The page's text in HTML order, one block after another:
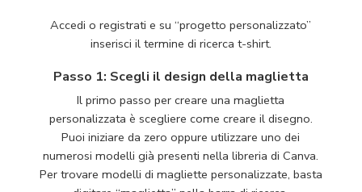
Accedi o registrati e su “progetto personalizzato”
inserisci il termine di ricerca t-shirt.
Passo 1: Scegli il design della maglietta
Il primo passo per creare una maglietta
personalizzata è scegliere come creare il disegno.
Puoi iniziare da zero oppure utilizzare uno dei
numerosi modelli già presenti nella libreria di Canva.
Per trovare modelli di magliette personalizzate, basta